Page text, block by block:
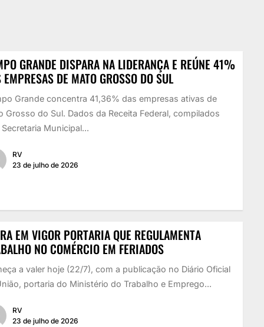
GRANDE DISPARA NA LIDERANÇA E REÚNE 41%
EMPRESAS DE MATO GROSSO DO SUL
Grande concentra 41,36% das empresas ativas de
Grosso do Sul. Dados da Receita Federal, compilados
Secretaria Municipal...
RV
23 de julho de 2026
EM VIGOR PORTARIA QUE REGULAMENTA
NO COMÉRCIO EM FERIADOS
a valer hoje (22/7), com a publicação no Diário Oficial
portaria do Ministério do Trabalho e Emprego...
RV
23 de julho de 2026